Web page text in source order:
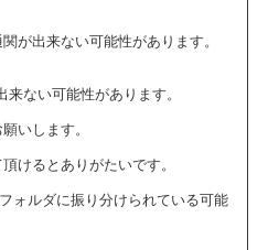
が出来ない可能性があります。
ない可能性があります。
いします。
けるとありがたいです。
ォルダに振り分けられている可能